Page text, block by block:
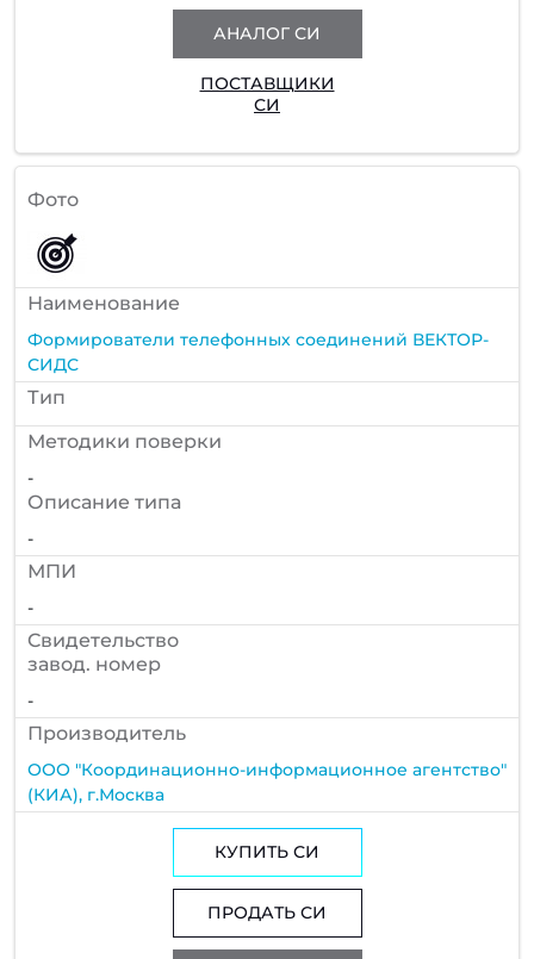
АНАЛОГ СИ
ПОСТАВЩИКИ
СИ
Фото
Наименование
Формирователи телефонных соединений ВЕКТОР-
СИДС
Тип
Методики поверки
-
Описание типа
-
МПИ
-
Cвидетельство
завод. номер
-
Производитель
ООО "Координационно-информационное агентство"
(КИА), г.Москва
КУПИТЬ СИ
ПРОДАТЬ СИ